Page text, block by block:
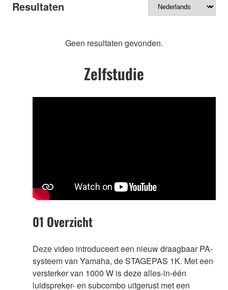
Resultaten
Geen resultaten gevonden.
Zelfstudie
01 Overzicht
Deze video introduceert een nieuw draagbaar PA-
systeem van Yamaha, de STAGEPAS 1K. Met een
versterker van 1000 W is deze alles-in-één
luidspreker- en subcombo uitgerust met een